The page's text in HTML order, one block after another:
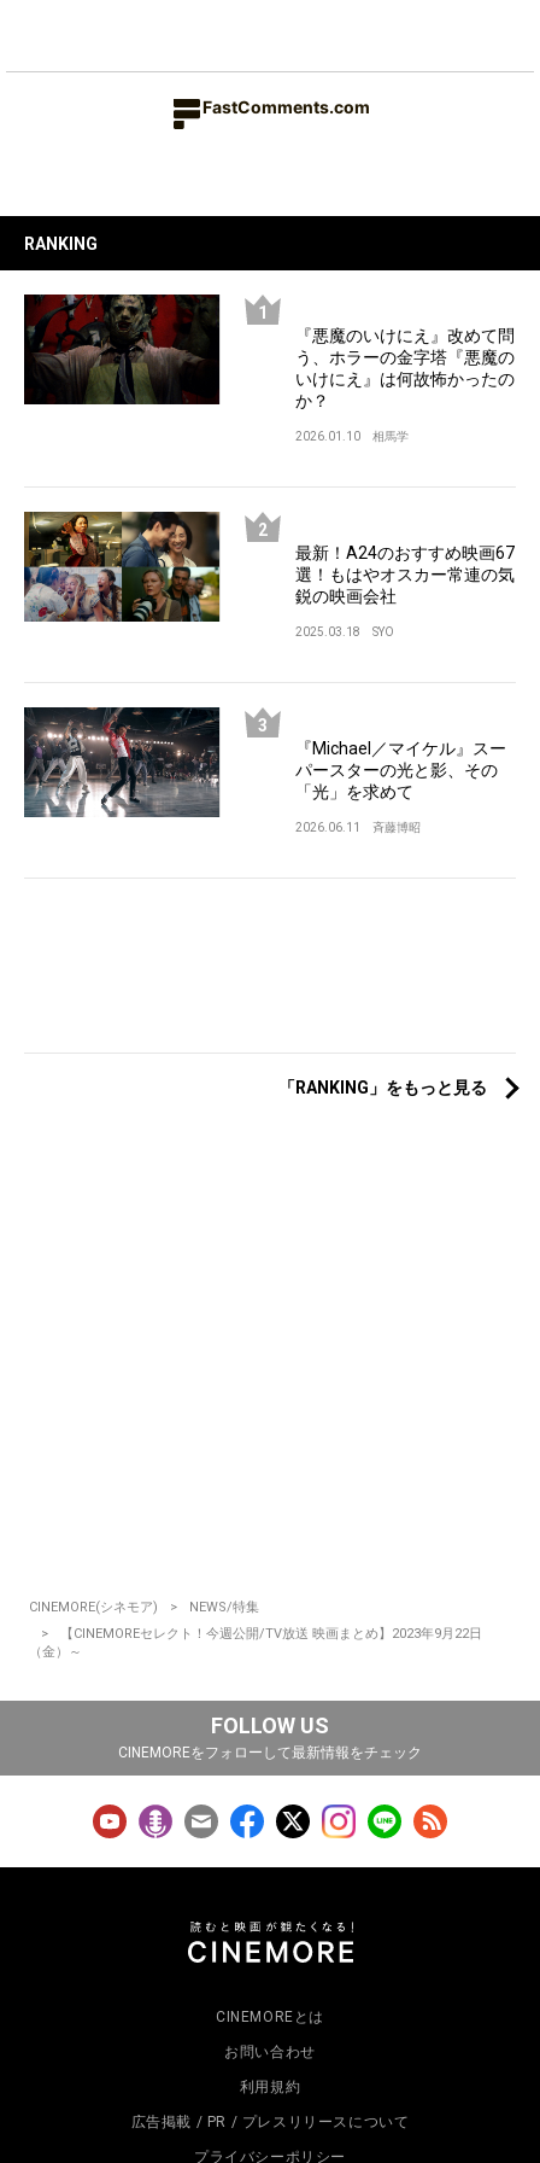
FastComments.com
RANKING
『悪魔のいけにえ』改めて問
う、ホラーの金字塔『悪魔の
いけにえ』は何故怖かったの
か？
2026.01.10 相馬学
最新！A24のおすすめ映画67
選！もはやオスカー常連の気
鋭の映画会社
2025.03.18 SYO
『Michael／マイケル』スー
パースターの光と影、その
「光」を求めて
2026.06.11 斉藤博昭
「RANKING」をもっと見る
CINEMORE(シネモア)
NEWS/特集
【CINEMOREセレクト！今週公開/TV放送 映画まとめ】2023年9月22日
（金）～
FOLLOW US
CINEMOREをフォローして最新情報をチェック
CINEMOREとは
お問い合わせ
利用規約
広告掲載 / PR / プレスリリースについて
プライバシーポリシー